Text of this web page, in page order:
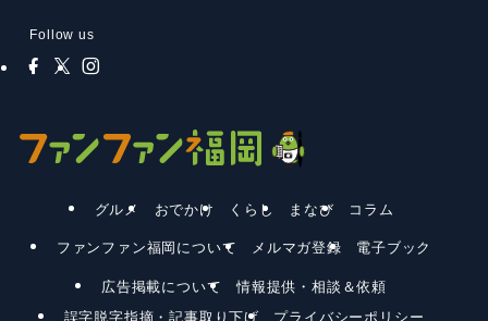
Follow us
グルメ おでかけ くらし まなび コラム
ファンファン福岡について メルマガ登録 電子ブック
広告掲載について
情報提供・相談＆依頼
誤字脱字指摘・記事取り下げ
プライバシーポリシー